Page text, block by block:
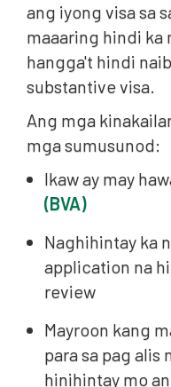
ang iyong visa sa
maaaring hindi ka
hangga't hindi
substantive visa.
Ang mga
mga sumusunod:
Ikaw ay may
(BVA)
Naghihintay ka
application na
review
Mayroon kang
para sa pag alis
hinihintay mo